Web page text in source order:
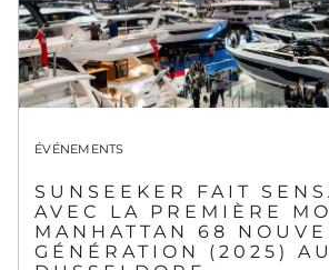
ÉVÉNEMENTS
SUNSEEKER FAIT
AVEC LA PREMIÈRE
MANHATTAN 68
GÉNÉRATION (2025)